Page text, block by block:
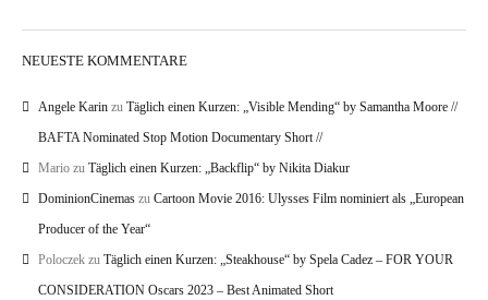
NEUESTE KOMMENTARE
Angele Karin zu Täglich einen Kurzen: „Visible Mending“ by Samantha Moore //
BAFTA Nominated Stop Motion Documentary Short //
Mario zu Täglich einen Kurzen: „Backflip“ by Nikita Diakur
DominionCinemas zu Cartoon Movie 2016: Ulysses Film nominiert als „European
Producer of the Year“
Poloczek zu Täglich einen Kurzen: „Steakhouse“ by Spela Cadez – FOR YOUR
CONSIDERATION Oscars 2023 – Best Animated Short